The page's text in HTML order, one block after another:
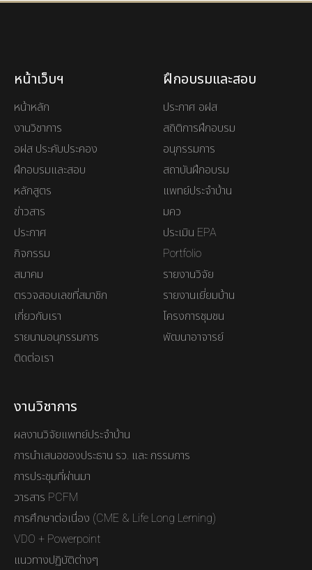
หน้าเว็บฯ
หน้าหลัก
งานวิชาการ
อฝส ประคับประคอง
ฝึกอบรมและสอบ
หลักสูตร
ข่าวสาร
ประกาศ
กิจกรรม
สมาคม
ตรวจสอบเลขที่สมาชิก
เกี่ยวกับเรา
รายนามอนุกรรมการ
ติดต่อเรา
งานวิชาการ
ผลงานวิจัยแพทย์ประจำบ้าน
การนำเสนอของประธาน รว. และ กรรมการ
การประชุมที่ผ่านมา
วารสาร PCFM
การศึกษาต่อเนื่อง (CME & Life Long Lerning)
VDO + Powerpoint
แนวทางปฏิบัติต่างๆ
ฝึกอบรมและสอบ
ประกาศ อฝส
สถิติการฝึกอบรม
อนุกรรมการ
สถาบันฝึกอบรม
แพทย์ประจำบ้าน
มคว
ประเมิน EPA
Portfolio
รายงานวิจัย
รายงานเยี่ยมบ้าน
โครงการชุมชน
พัฒนาอาจารย์